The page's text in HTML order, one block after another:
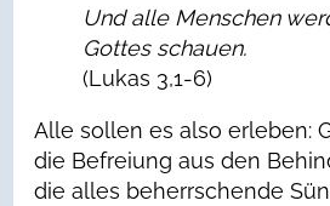
Und alle Menschen
Gottes schauen.
(Lukas 3,1-6)
Alle sollen es also erleben:
die Befreiung aus den
die alles beherrschende